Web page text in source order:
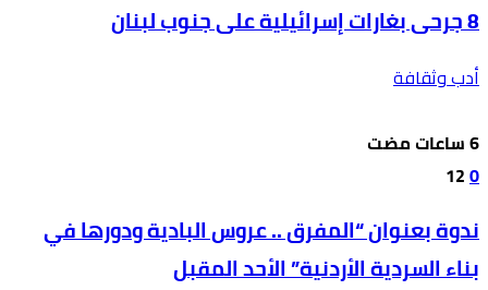
8 جرحى بغارات إسرائيلية على جنوب لبنان
أدب وثقافة
0
12
ندوة بعنوان “المفرق .. عروس البادية ودورها في
بناء السردية الأردنية” الأحد المقبل